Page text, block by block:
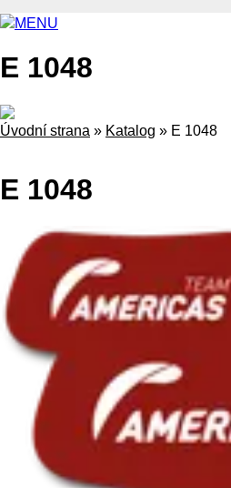
MENU
E 1048
Úvodní strana » Katalog » E 1048
E 1048